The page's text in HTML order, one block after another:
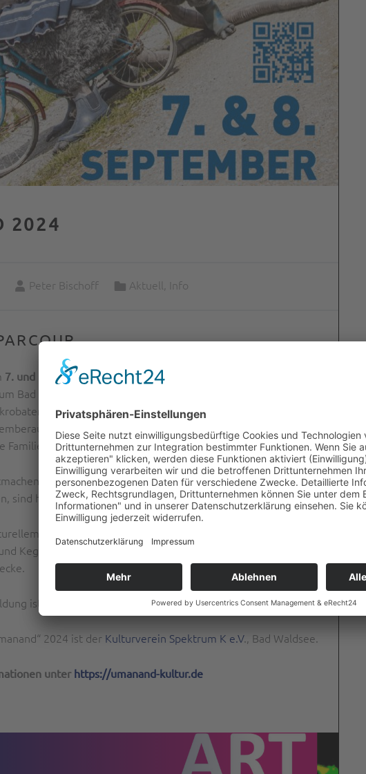
2024
Peter Bischoff Aktuell Info
7. und 8. September 2024eine einzigartige Mitmach- und Mitradel-
Bad Waldsee. Entdeckt eine malerische Route voller Highlights:
und mehr präsentieren ihre Werke. Genießt lokale
Ausblicke auf die oberschwäbische Landschaft.
Auch weitere Künstlerinnen und Künstler, die sich am
sind herzlich willkommen.
Mehrwert findet bereits zum vierten Mal statt. Rund 5.000
Kegel genossen schon 2023 die vielfältigen Attraktionen rechts
ist nicht erforderlich.
2024 ist der Kulturverein Spektrum K e.V., Bad Waldsee.
unterhttps://umanand-kultur.de